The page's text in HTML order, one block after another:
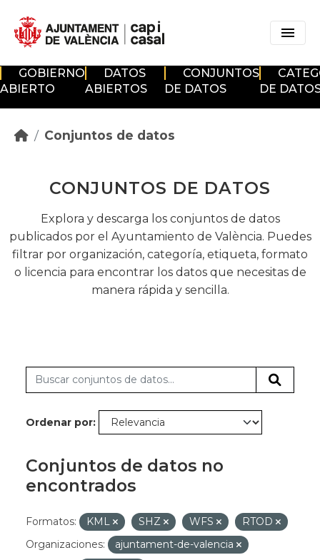
GOBIERNO
ABIERTO
DATOS
ABIERTOS
CONJUNTOS
DE DATOS
DE
Conjuntos de datos
CONJUNTOS DE DATOS
Explora y descarga los conjuntos de datos
publicados por el Ayuntamiento de València. Puedes
filtrar por organización, categoría, etiqueta, formato
o licencia para encontrar los datos que necesitas de
manera rápida y sencilla.
Ordenar por
Conjuntos de datos no
encontrados
Formatos: KML SHZ WFS
RTOD
Organizaciones:
ajuntament-de-valencia